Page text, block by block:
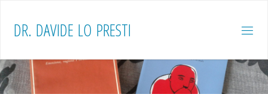
DR. DAVIDE LO PRESTI